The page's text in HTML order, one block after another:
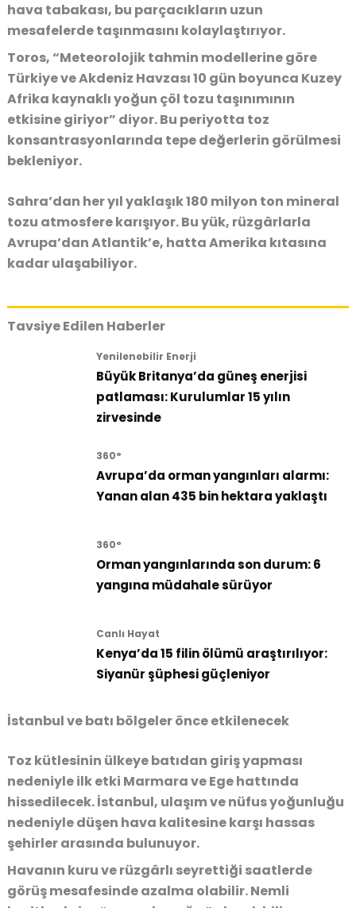
hava tabakası, bu parçacıkların uzun
mesafelerde taşınmasını kolaylaştırıyor.
Toros, “Meteorolojik tahmin modellerine göre
Türkiye ve Akdeniz Havzası 10 gün boyunca Kuzey
Afrika kaynaklı yoğun çöl tozu taşınımının
etkisine giriyor” diyor. Bu periyotta toz
konsantrasyonlarında tepe değerlerin görülmesi
bekleniyor.
Sahra’dan her yıl yaklaşık 180 milyon ton mineral
tozu atmosfere karışıyor. Bu yük, rüzgârlarla
Avrupa’dan Atlantik’e, hatta Amerika kıtasına
kadar ulaşabiliyor.
Tavsiye Edilen Haberler
Yenilenebilir Enerji
Büyük Britanya’da güneş enerjisi
patlaması: Kurulumlar 15 yılın
zirvesinde
360°
Avrupa’da orman yangınları alarmı:
Yanan alan 435 bin hektara yaklaştı
360°
Orman yangınlarında son durum: 6
yangına müdahale sürüyor
Canlı Hayat
Kenya’da 15 filin ölümü araştırılıyor:
Siyanür şüphesi güçleniyor
İstanbul ve batı bölgeler önce etkilenecek
Toz kütlesinin ülkeye batıdan giriş yapması
nedeniyle ilk etki Marmara ve Ege hattında
hissedilecek. İstanbul, ulaşım ve nüfus yoğunluğu
nedeniyle düşen hava kalitesine karşı hassas
şehirler arasında bulunuyor.
Havanın kuru ve rüzgârlı seyrettiği saatlerde
görüş mesafesinde azalma olabilir. Nemli